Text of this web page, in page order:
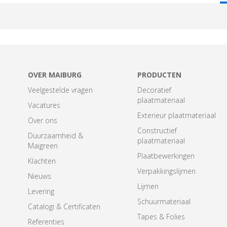
OVER MAIBURG
Veelgestelde vragen
Vacatures
Over ons
Duurzaamheid &
Maigreen
Klachten
Nieuws
Levering
Catalogi & Certificaten
Referenties
PRODUCTEN
Decoratief
plaatmateriaal
Exterieur plaatmateriaal
Constructief
plaatmateriaal
Plaatbewerkingen
Verpakkingslijmen
Lijmen
Schuurmateriaal
Tapes & Folies